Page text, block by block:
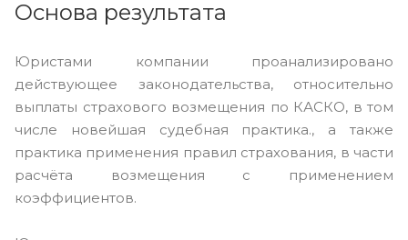
Основа результата
Юристами компании проанализировано
действующее законодательства, относительно
выплаты страхового возмещения по КАСКО, в том
числе новейшая судебная практика., а также
практика применения правил страхования, в части
расчёта возмещения с применением
коэффициентов.